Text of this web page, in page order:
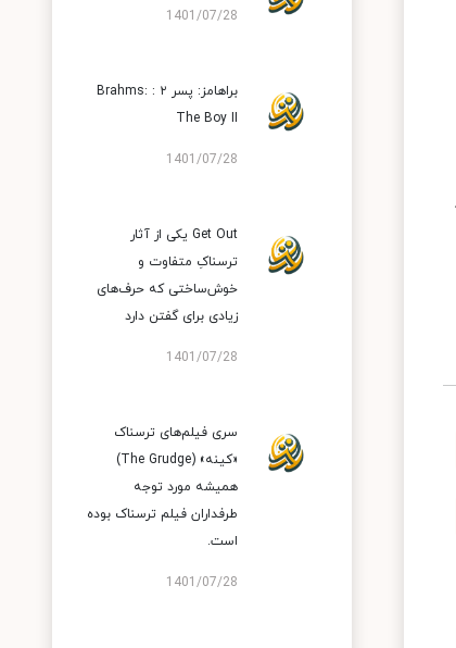
1401/07/28
براهامز: پسر ۲ : Brahms:
The Boy II
1401/07/28
Get Out یکی از آثار
ترسناکِ متفاوت و
خوش‌ساختی که حرف‌های
زیادی برای گفتن دارد
1401/07/28
سری فیلم‌های ترسناک
«کینه» (The Grudge)
همیشه مورد توجه
طرفداران فیلم ترسناک بوده
است.
1401/07/28